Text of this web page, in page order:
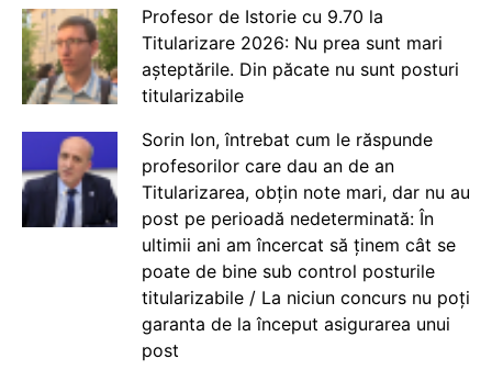
Profesor de Istorie cu 9.70 la
Titularizare 2026: Nu prea sunt mari
așteptările. Din păcate nu sunt posturi
titularizabile
Sorin Ion, întrebat cum le răspunde
profesorilor care dau an de an
Titularizarea, obțin note mari, dar nu au
post pe perioadă nedeterminată: În
ultimii ani am încercat să ținem cât se
poate de bine sub control posturile
titularizabile / La niciun concurs nu poți
garanta de la început asigurarea unui
post